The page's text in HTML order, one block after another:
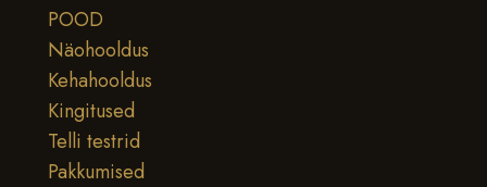
POOD
Näohooldus
Kehahooldus
Kingitused
Telli testrid
Pakkumised